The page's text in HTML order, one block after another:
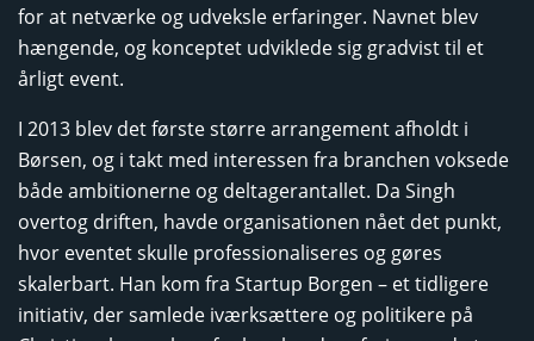
for at netværke og udveksle erfaringer. Navnet blev
hængende, og konceptet udviklede sig gradvist til et
årligt event.
I 2013 blev det første større arrangement afholdt i
Børsen, og i takt med interessen fra branchen voksede
både ambitionerne og deltagerantallet. Da Singh
overtog driften, havde organisationen nået det punkt,
hvor eventet skulle professionaliseres og gøres
skalerbart. Han kom fra Startup Borgen – et tidligere
initiativ, der samlede iværksættere og politikere på